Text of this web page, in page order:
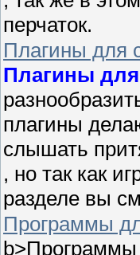
перчаток.
Плагины для
Плагины для
плагины
слышать
, но так как
разделе вы
Программы
b>Программы